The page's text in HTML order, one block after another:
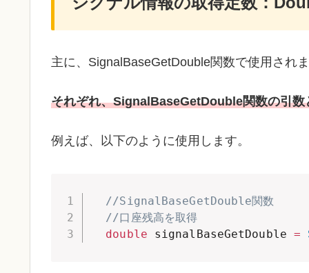
主に、SignalBaseGetDouble関数で使用され
それぞれ、SignalBaseGetDouble関数の引数
例えば、以下のように使用します。
//SignalBaseGetDouble関数
//口座残高を取得
double signalBaseGetDouble =